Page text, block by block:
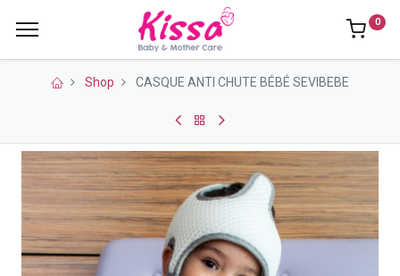
0
Shop CASQUE ANTI CHUTE BÉBÉ SEVIBEBE